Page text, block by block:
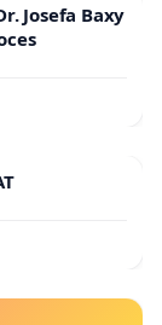
Josefa Baxy